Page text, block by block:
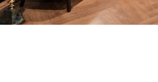
AGE METER ประเมินอายุ
ร่างกายจริง